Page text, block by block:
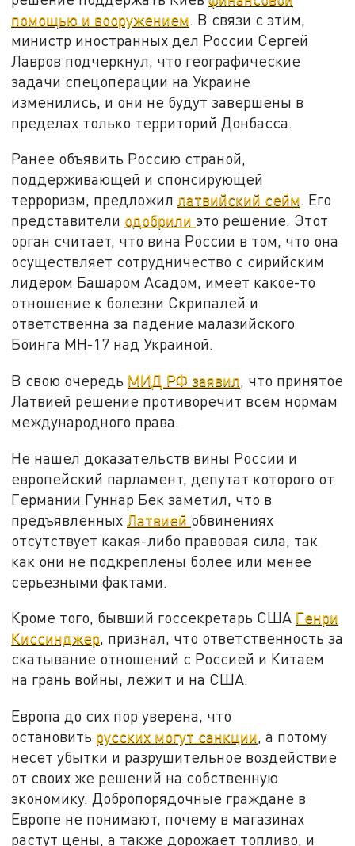
помощью и вооружением . В связи с этим,
министр иностранных дел России Сергей
Лавров подчеркнул, что географические
задачи спецоперации на Украине
изменились, и они не будут завершены в
пределах только территорий Донбасса.
Ранее объявить Россию страной,
поддерживающей и спонсирующей
терроризм, предложиллатвийский сейм. Его
представители одобрилиэто решение. Этот
орган считает, что вина России в том, что она
осуществляет сотрудничество с сирийским
лидером Башаром Асадом, имеет какое-то
отношение к болезни Скрипалей и
ответственна за падение малазийского
Боинга MH-17 над Украиной.
В свою очередь МИД РФ заявил, что принятое
Латвией решение противоречит всем нормам
международного права.
Не нашел доказательств вины России и
европейский парламент, депутат которого от
Германии Гуннар Бек заметил, что в
предъявленных Латвией обвинениях
отсутствует какая-либо правовая сила, так
как они не подкреплены более или менее
серьезными фактами.
Кроме того, бывший госсекретарь США Генри
Киссинджер, признал, что ответственность за
скатывание отношений с Россией и Китаем
на грань войны, лежит и на США.
Европа до сих пор уверена, что
остановить русских могут санкции, а потому
несет убытки и разрушительное воздействие
от своих же решений на собственную
экономику. Добропорядочные граждане в
Европе не понимают, почему в магазинах
растут цены, а также дорожает топливо, и